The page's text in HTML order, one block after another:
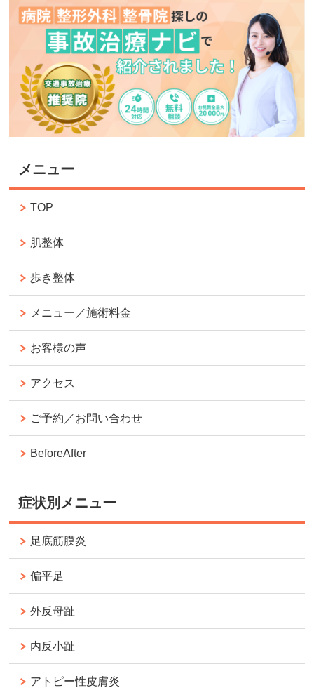
メニュー
TOP
肌整体
歩き整体
メニュー／施術料金
お客様の声
アクセス
ご予約／お問い合わせ
BeforeAfter
症状別メニュー
足底筋膜炎
偏平足
外反母趾
内反小趾
アトピー性皮膚炎